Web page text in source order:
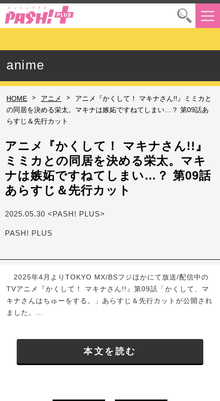
anime
HOME > アニメ >
アニメ『かくして！ マキナさん!!』ミミカと
の同居を決める栄太。マキナは嫉妬ですねてしまい…？ 第09話あ
らすじ＆先行カット
アニメ『かくして！ マキナさん!!』
ミミカとの同居を決める栄太。マキ
ナは嫉妬ですねてしまい…？ 第09話
あらすじ＆先行カット
2025.05.30 <PASH! PLUS>
PASH! PLUS
2025年4月よりTOKYO MX/BSフジほかにて放送/配信中の
TVアニメ『かくして！ マキナさん!!』第09話「かくして、マ
キナさんはちゅーをする。」あらすじ＆先行カットが公開され
ました。...
本文を読む